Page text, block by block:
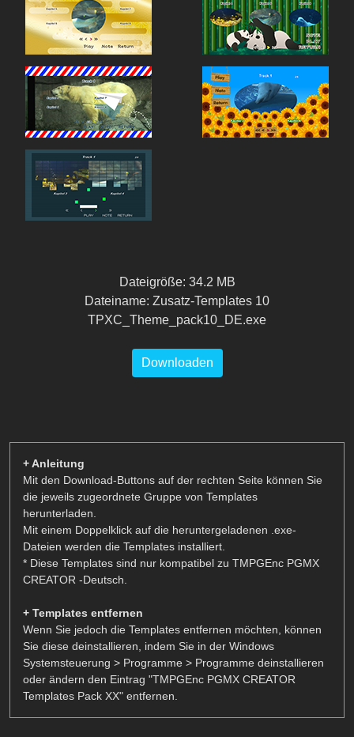
Dateigröße: 34.2 MB
Dateiname: Zusatz-Templates 10
TPXC_Theme_pack10_DE.exe
Downloaden
+ Anleitung
Mit den Download-Buttons auf der rechten Seite können Sie
die jeweils zugeordnete Gruppe von Templates
herunterladen.
Mit einem Doppelklick auf die heruntergeladenen .exe-
Dateien werden die Templates installiert.
* Diese Templates sind nur kompatibel zu TMPGEnc PGMX
CREATOR -Deutsch.
+ Templates entfernen
Wenn Sie jedoch die Templates entfernen möchten, können
Sie diese deinstallieren, indem Sie in der Windows
Systemsteuerung > Programme > Programme deinstallieren
oder ändern den Eintrag "TMPGEnc PGMX CREATOR
Templates Pack XX" entfernen.